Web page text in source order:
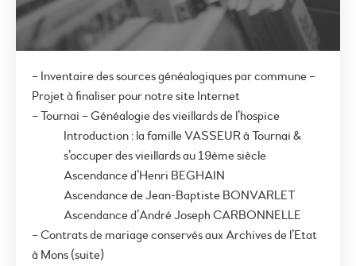
– Inventaire des sources généalogiques par commune –
Projet à finaliser pour notre site Internet
– Tournai – Généalogie des vieillards de l’hospice
Introduction : la famille VASSEUR à Tournai &
s’occuper des vieillards au 19ème siècle
Ascendance d’Henri BEGHAIN
Ascendance de Jean-Baptiste BONVARLET
Ascendance d’André Joseph CARBONNELLE
– Contrats de mariage conservés aux Archives de l’Etat
à Mons (suite)